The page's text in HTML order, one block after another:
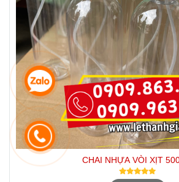
CHAI NHỰA VÒI XỊT